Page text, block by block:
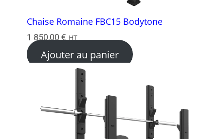
Chaise Romaine FBC15 Bodytone
1 850,00 € HT
Ajouter au panier